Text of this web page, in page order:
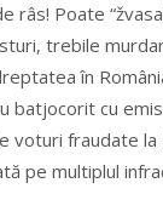
râs! Poate
trebile
în
batjocorit cu
voturi fraudate
pe multiplul